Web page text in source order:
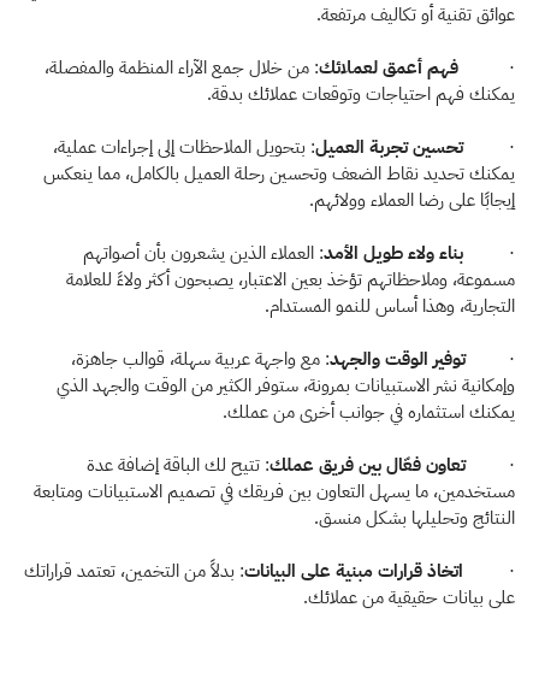
عوائق تقنية أو تكاليف مرتفعة.
· فهم أعمق لعملائك
يمكنك فهم احتياجات وتوقعات عملائك بدقة.
· تحسين تجربة العميل
إيجابًا على رضا العملاء وولائهم.
· بناء ولاء طويل الأمد
التجارية، وهذا أساس للنمو المستدام.
· توفير الوقت والجهد
يمكنك استثماره في جوانب أخرى من عملك.
· تعاون فعّال بين فريق عملك
النتائج وتحليلها بشكل منسق.
· اتخاذ قرارات مبنية على البيانات
على بيانات حقيقية من عملائك.